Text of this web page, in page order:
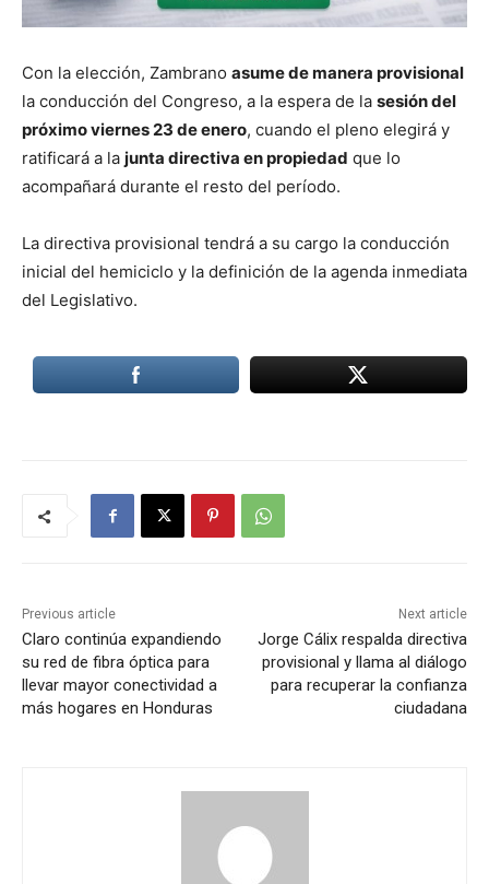
Con la elección, Zambrano asume de manera provisional
la conducción del Congreso, a la espera de la sesión del
próximo viernes 23 de enero, cuando el pleno elegirá y
ratificará a la junta directiva en propiedad que lo
acompañará durante el resto del período.
La directiva provisional tendrá a su cargo la conducción
inicial del hemiciclo y la definición de la agenda inmediata
del Legislativo.
Previous article
Claro continúa expandiendo
su red de fibra óptica para
llevar mayor conectividad a
más hogares en Honduras
Next article
Jorge Cálix respalda directiva
provisional y llama al diálogo
para recuperar la confianza
ciudadana